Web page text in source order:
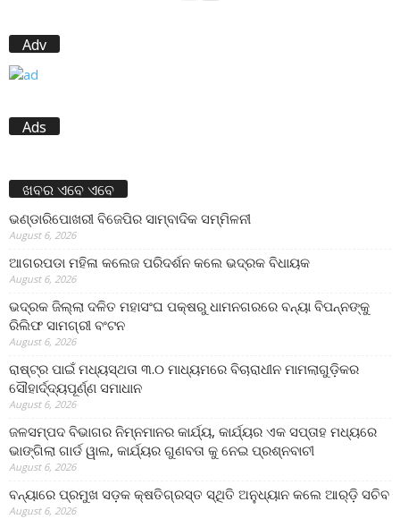
Adv
Ads
ଖବର ଏବେ ଏବେ
ଭଣ୍ଡାରିପୋଖରୀ ବିଜେପିର ସାମ୍ବାଦିକ ସମ୍ମିଳନୀ
August 6, 2026
ଆଗରପଡା ମହିଳା କଲେଜ ପରିଦର୍ଶନ କଲେ ଭଦ୍ରକ ବିଧାୟକ
August 6, 2026
ଭଦ୍ରକ ଜିଲ୍ଲା ଦଳିତ ମହାସଂଘ ପକ୍ଷରୁ ଧାମନଗରରେ ବନ୍ୟା ବିପନ୍ନଙ୍କୁ
ରିଲିଫ ସାମଗ୍ରୀ ବଂଟନ
August 6, 2026
ରାଷ୍ଟ୍ର ପାଇଁ ମଧ୍ୟସ୍ଥତା ୩.୦ ମାଧ୍ୟମରେ ବିଚାରାଧୀନ ମାମଲାଗୁଡ଼ିକର
ସୌହାର୍ଦ୍ଦ୍ୟପୂର୍ଣ୍ଣ ସମାଧାନ
August 6, 2026
ଜଳସମ୍ପଦ ବିଭାଗର ନିମ୍ନମାନର କାର୍ଯ୍ୟ, କାର୍ଯ୍ୟର ଏକ ସପ୍ତାହ ମଧ୍ୟରେ
ଭାଙ୍ଗିଲା ଗାର୍ଡ ୱାଲ, କାର୍ଯ୍ୟର ଗୁଣବତା କୁ ନେଇ ପ୍ରଶ୍ନବାଚୀ
August 6, 2026
ବନ୍ୟାରେ ପ୍ରମୁଖ ସଡ଼କ କ୍ଷତିଗ୍ରସ୍ତ ସ୍ଥିତି ଅନୁଧ୍ୟାନ କଲେ ଆର୍‌ଡ଼ି ସଚିବ
August 6, 2026